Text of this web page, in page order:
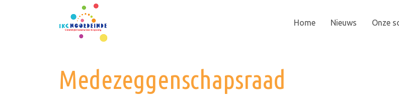
Home Nieuws Onze
Medezeggenschapsraad